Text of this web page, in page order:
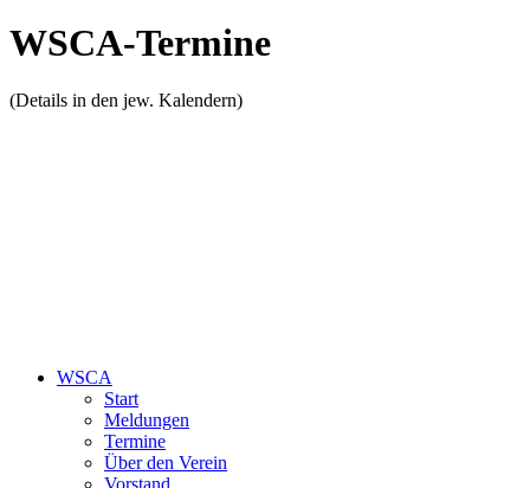
WSCA-Termine
(Details in den jew. Kalendern)
WSCA
Start
Meldungen
Termine
Über den Verein